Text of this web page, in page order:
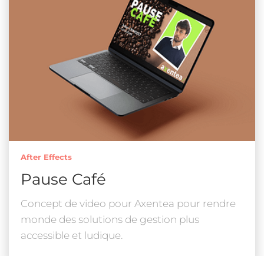
After Effects
Pause Café
Concept de video pour Axentea pour rendre
monde des solutions de gestion plus
accessible et ludique.